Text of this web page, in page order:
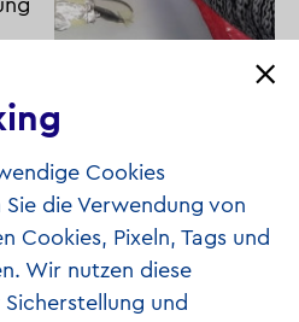
Cookies
die Verwendung von
Cookies, Pixeln, Tags und
Wir nutzen diese
und